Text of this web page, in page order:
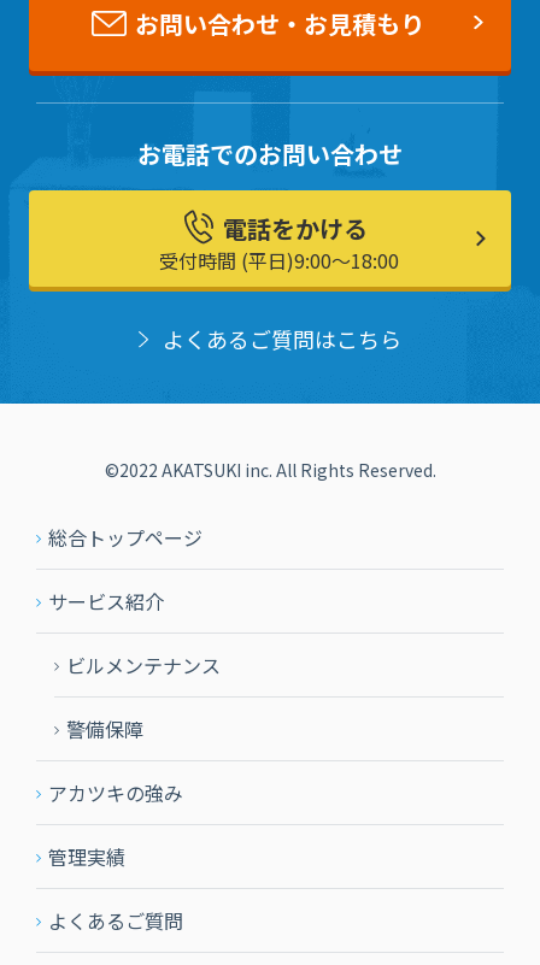
お問い合わせ・お見積もり
お電話でのお問い合わせ
電話をかける
受付時間 (平日)9:00〜18:00
よくあるご質問はこちら
総合トップページ
サービス紹介
ビルメンテナンス
警備保障
アカツキの強み
管理実績
よくあるご質問
©2022 AKATSUKI inc. All Rights Reserved.